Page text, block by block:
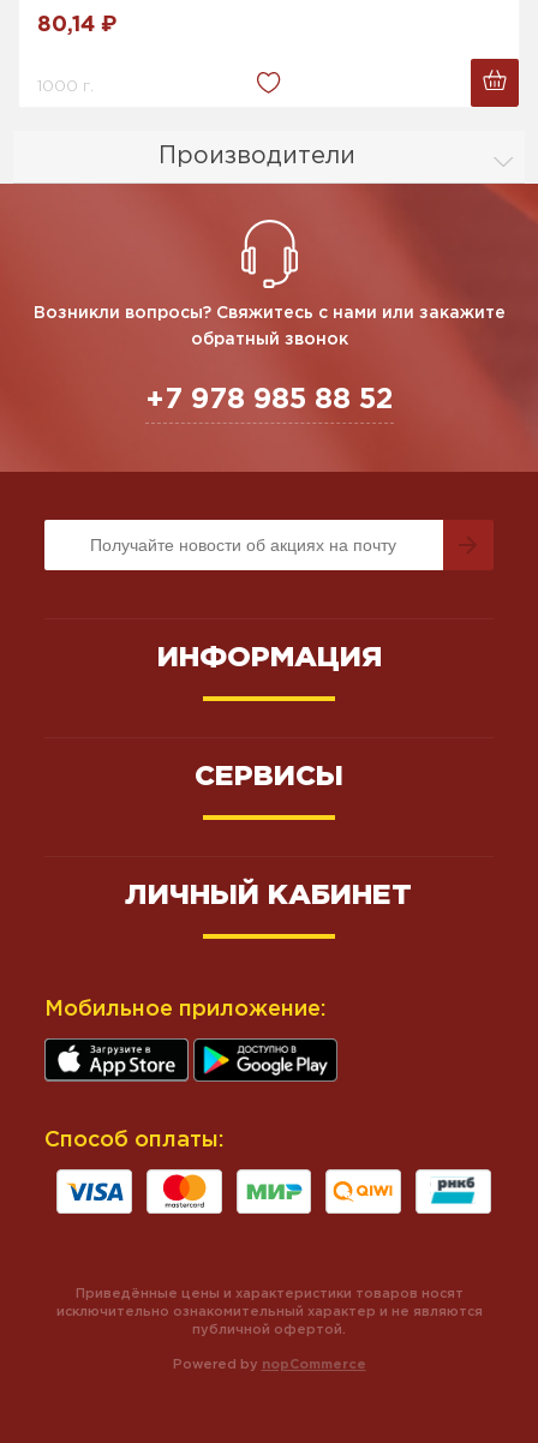
Производители
80,14 ₽
1000 г.
Возникли вопросы? Свяжитесь с нами или закажите
обратный звонок
+7 978 985 88 52
ИНФОРМАЦИЯ
СЕРВИСЫ
ЛИЧНЫЙ КАБИНЕТ
Мобильное приложение:
Способ оплаты:
Powered by nopCommerce
Приведённые цены и характеристики товаров носят
исключительно ознакомительный характер и не являются
публичной офертой.